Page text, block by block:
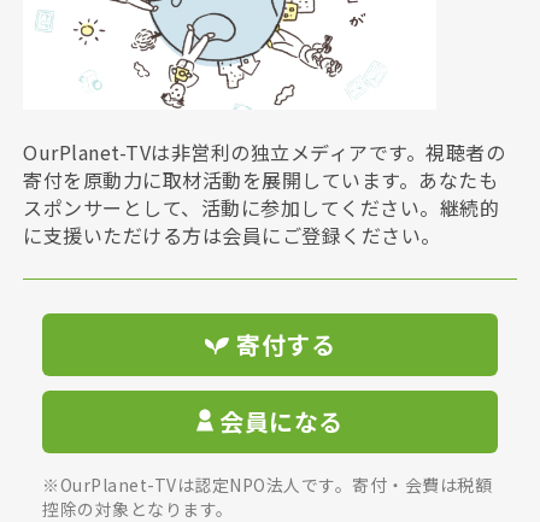
OurPlanet-TVは非営利の独立メディアです。視聴者の
寄付を原動力に取材活動を展開しています。あなたも
スポンサーとして、活動に参加してください。継続的
に支援いただける方は会員にご登録ください。
寄付する
会員になる
※OurPlanet-TVは認定NPO法人です。寄付・会費は税額
控除の対象となります。